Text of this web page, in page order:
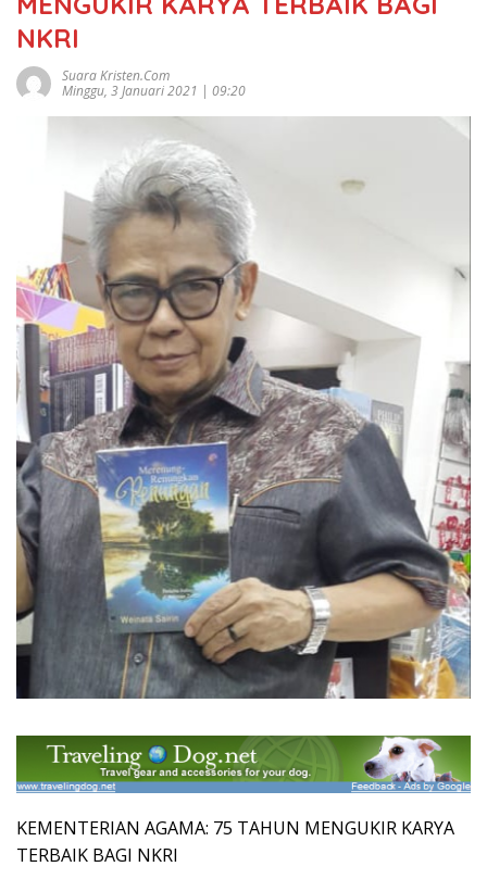
NKRI
Suara Kristen.com
Minggu, 3 Januari 2021 | 09:20
KEMENTERIAN AGAMA: 75 TAHUN MENGUKIR KARYA
TERBAIK BAGI NKRI